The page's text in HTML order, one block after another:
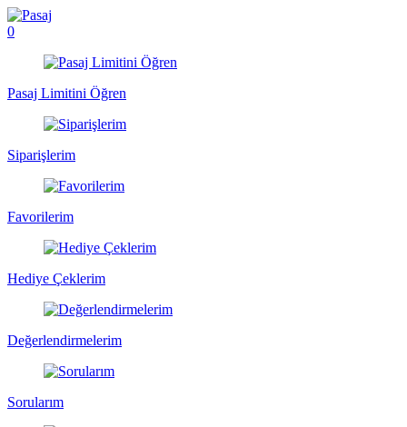
0
Pasaj Limitini Öğren
Siparişlerim
Favorilerim
Hediye Çeklerim
Değerlendirmelerim
Sorularım